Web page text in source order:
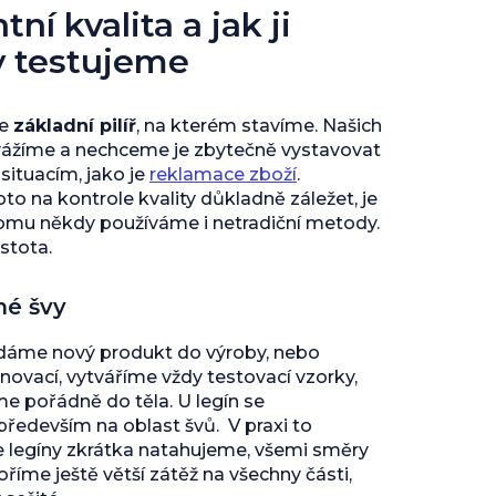
kvalita a jak ji
testujeme
základní pilíř, na kterém stavíme. Našich
a nechceme je zbytečně vystavovat
jako je reklamace zboží.
na kontrole kvality důkladně záležet, je
někdy používáme i netradiční metody.
švy
nový produkt do výroby, nebo
vytváříme vždy testovací vzorky,
pořádně do těla. U legín se
na oblast švů. V praxi to
legíny zkrátka natahujeme, všemi směry
ještě větší zátěž na všechny části,